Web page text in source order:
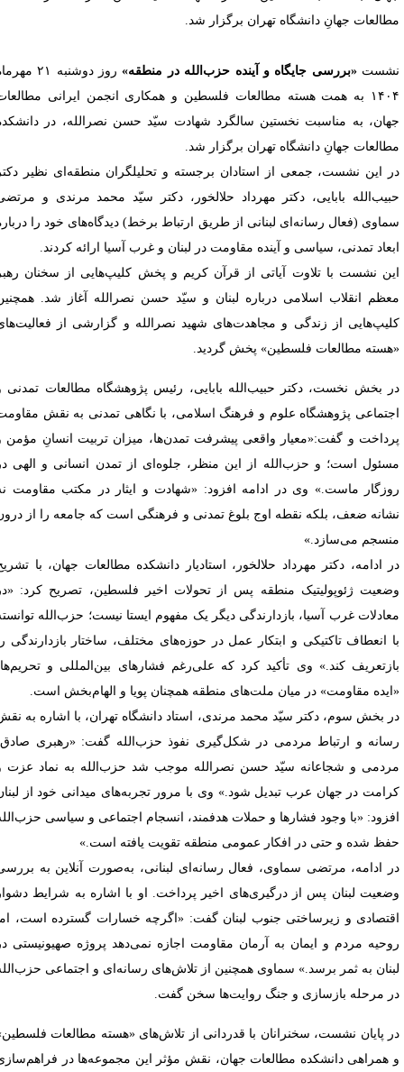
جهانِ دانشگاه تهران برگزار شد.
«بررسی جایگاه و آینده حزب‌الله در منطقه»
روز دوشنبه ۲۱ مهرماه
۱۴۰۴ به همت هسته مطالعات فلسطین و همکاری انجمن ایرانی مطالعات
به مناسبت نخستین سالگرد شهادت سیّد حسن نصرالله، در دانشکده
جهانِ دانشگاه تهران برگزار شد.
این نشست، جمعی از استادان برجسته و تحلیلگران منطقه‌ای نظیر دکتر
بابایی، دکتر مهرداد حلالخور، دکتر سیّد محمد مرندی و مرتضی
(فعال رسانه‌ای لبنانی از طریق ارتباط برخط) دیدگاه‌های خود را درباره
تمدنی، سیاسی و آینده مقاومت در لبنان و غرب آسیا ارائه کردند.
نشست با تلاوت آیاتی از قرآن کریم و پخش کلیپ‌هایی از سخنان رهبر
انقلاب اسلامی درباره لبنان و سیّد حسن نصرالله آغاز شد. همچنین
از زندگی و مجاهدت‌های شهید نصرالله و گزارشی از فعالیت‌های
مطالعات فلسطین» پخش گردید.
بخش نخست، دکتر حبیب‌الله بابایی، رئیس پژوهشگاه مطالعات تمدنی و
پژوهشگاه علوم و فرهنگ اسلامی، با نگاهی تمدنی به نقش مقاومت
و گفت:«معیار واقعی پیشرفت تمدن‌ها، میزان تربیت انسانِ مؤمن و
است؛ و حزب‌الله از این منظر، جلوه‌ای از تمدن انسانی و الهی در
ماست.» وی در ادامه افزود: «شهادت و ایثار در مکتب مقاومت نه
ضعف، بلکه نقطه اوج بلوغ تمدنی و فرهنگی است که جامعه را از درون
می‌سازد.»
ادامه، دکتر مهرداد حلالخور، استادیار دانشکده مطالعات جهان، با تشریح
ژئوپولیتیک منطقه پس از تحولات اخیر فلسطین، تصریح کرد: «در
غرب آسیا، بازدارندگی دیگر یک مفهوم ایستا نیست؛ حزب‌الله توانسته
انعطاف تاکتیکی و ابتکار عمل در حوزه‌های مختلف، ساختار بازدارندگی را
کند.» وی تأکید کرد که علی‌رغم فشارهای بین‌المللی و تحریم‌ها،
مقاومت» در میان ملت‌های منطقه همچنان پویا و الهام‌بخش است.
بخش سوم، دکتر سیّد محمد مرندی، استاد دانشگاه تهران، با اشاره به نقش
و ارتباط مردمی در شکل‌گیری نفوذ حزب‌الله گفت: «رهبری صادق،
و شجاعانه سیّد حسن نصرالله موجب شد حزب‌الله به نماد عزت و
در جهان عرب تبدیل شود.» وی با مرور تجربه‌های میدانی خود از لبنان
«با وجود فشارها و حملات هدفمند، انسجام اجتماعی و سیاسی حزب‌الله
شده و حتی در افکار عمومی منطقه تقویت یافته است.»
ادامه، مرتضی سماوی، فعال رسانه‌ای لبنانی، به‌صورت آنلاین به بررسی
لبنان پس از درگیری‌های اخیر پرداخت. او با اشاره به شرایط دشوار
و زیرساختی جنوب لبنان گفت: «اگرچه خسارات گسترده است، اما
مردم و ایمان به آرمان مقاومت اجازه نمی‌دهد پروژه صهیونیستی در
به ثمر برسد.» سماوی همچنین از تلاش‌های رسانه‌ای و اجتماعی حزب‌الله
مرحله بازسازی و جنگ روایت‌ها سخن گفت.
پایان نشست، سخنرانان با قدردانی از تلاش‌های «هسته مطالعات فلسطین»
همراهی دانشکده مطالعات جهان، نقش مؤثر این مجموعه‌ها در فراهم‌سازی